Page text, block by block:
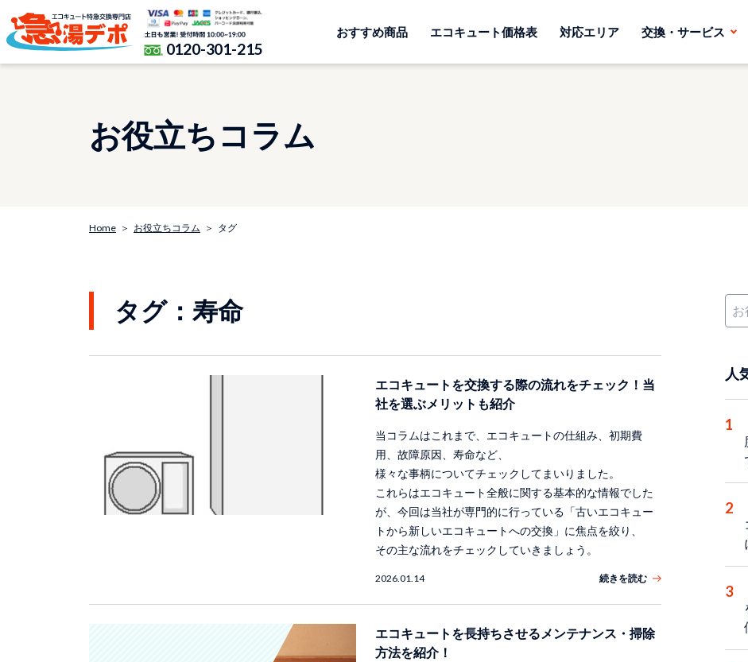
0120-301-215
おすすめ商品 エコキュート価格表 対応エリア 交換・サービス
お役立ちコラム
Home お役立ちコラム タグ
タグ：寿命
エコキュートを交換する際の流れをチェック！当
社を選ぶメリットも紹介
当コラムはこれまで、エコキュートの仕組み、初期費
用、故障原因、寿命など、
様々な事柄についてチェックしてまいりました。
これらはエコキュート全般に関する基本的な情報でした
が、今回は当社が専門的に行っている「古いエコキュー
トから新しいエコキュートへの交換」に焦点を絞り、
その主な流れをチェックしていきましょう。
2026.01.14 続きを読む
エコキュートを長持ちさせるメンテナンス・掃除
方法を紹介！
人